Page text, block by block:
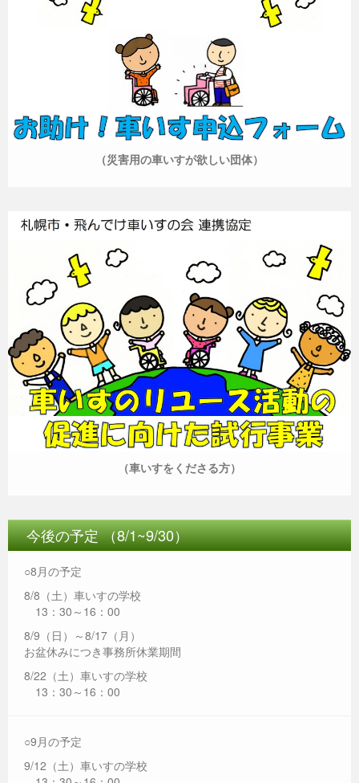
（災害用の車いすが欲しい団体）
（車いすをくださる方）
今後の予定 （8/1~9/30）
○8月の予定
8/8（土）車いすの学校
13：30～16：00
8/9（日）～8/17（月）
お盆休みにつき事務所休業期間
8/22（土）車いすの学校
13：30～16：00
○9月の予定
9/12（土）車いすの学校